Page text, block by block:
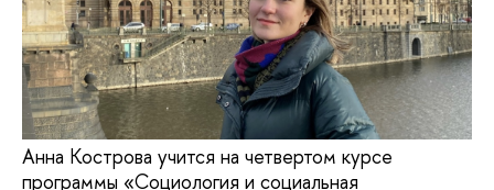
Анна Кострова учится на четвертом курсе
программы «Социология и социальная